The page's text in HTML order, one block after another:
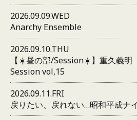
2026.09.09.WED
Anarchy Ensemble
2026.09.10.THU
【☀️昼の部/Session☀️】重久義明
Session vol,15
2026.09.11.FRI
戻りたい、戻れない…昭和平成ナ